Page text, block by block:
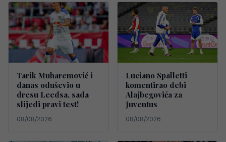
Tarik Muharemović i
danas oduševio u
dresu Leedsa, sada
slijedi pravi test!
08/08/2026
Luciano Spalletti
komentirao debi
Alajbegovića za
Juventus
08/08/2026